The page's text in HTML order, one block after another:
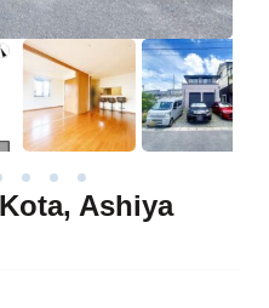
Ashiya